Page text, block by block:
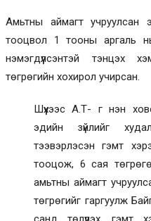
Амьтны аймагт учруулсан
тооцвол 1 тооны аргаль
нэмэгдүүлсэнтэй тэнцэх
төгрөгийн хохирол учирсан.
Шүүхээс А.Т- г нэн
эдийн зүйлийг
тээвэрлэсэн гэмт
тооцож, 6 сая
амьтны аймагт
төгрөгийг гаргуулж